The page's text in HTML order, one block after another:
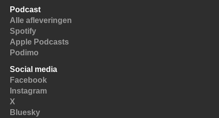
Podcast
Alle afleveringen
Spotify
Apple Podcasts
Podimo
Social media
Facebook
Instagram
X
Bluesky